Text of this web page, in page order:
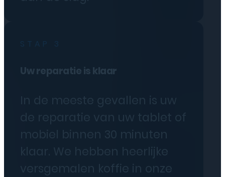
STAP 3
Uw reparatie is klaar
In de meeste gevallen is uw
de reparatie van uw tablet of
mobiel binnen 30 minuten
klaar. We hebben heerlijke
versgemalen koffie in onze